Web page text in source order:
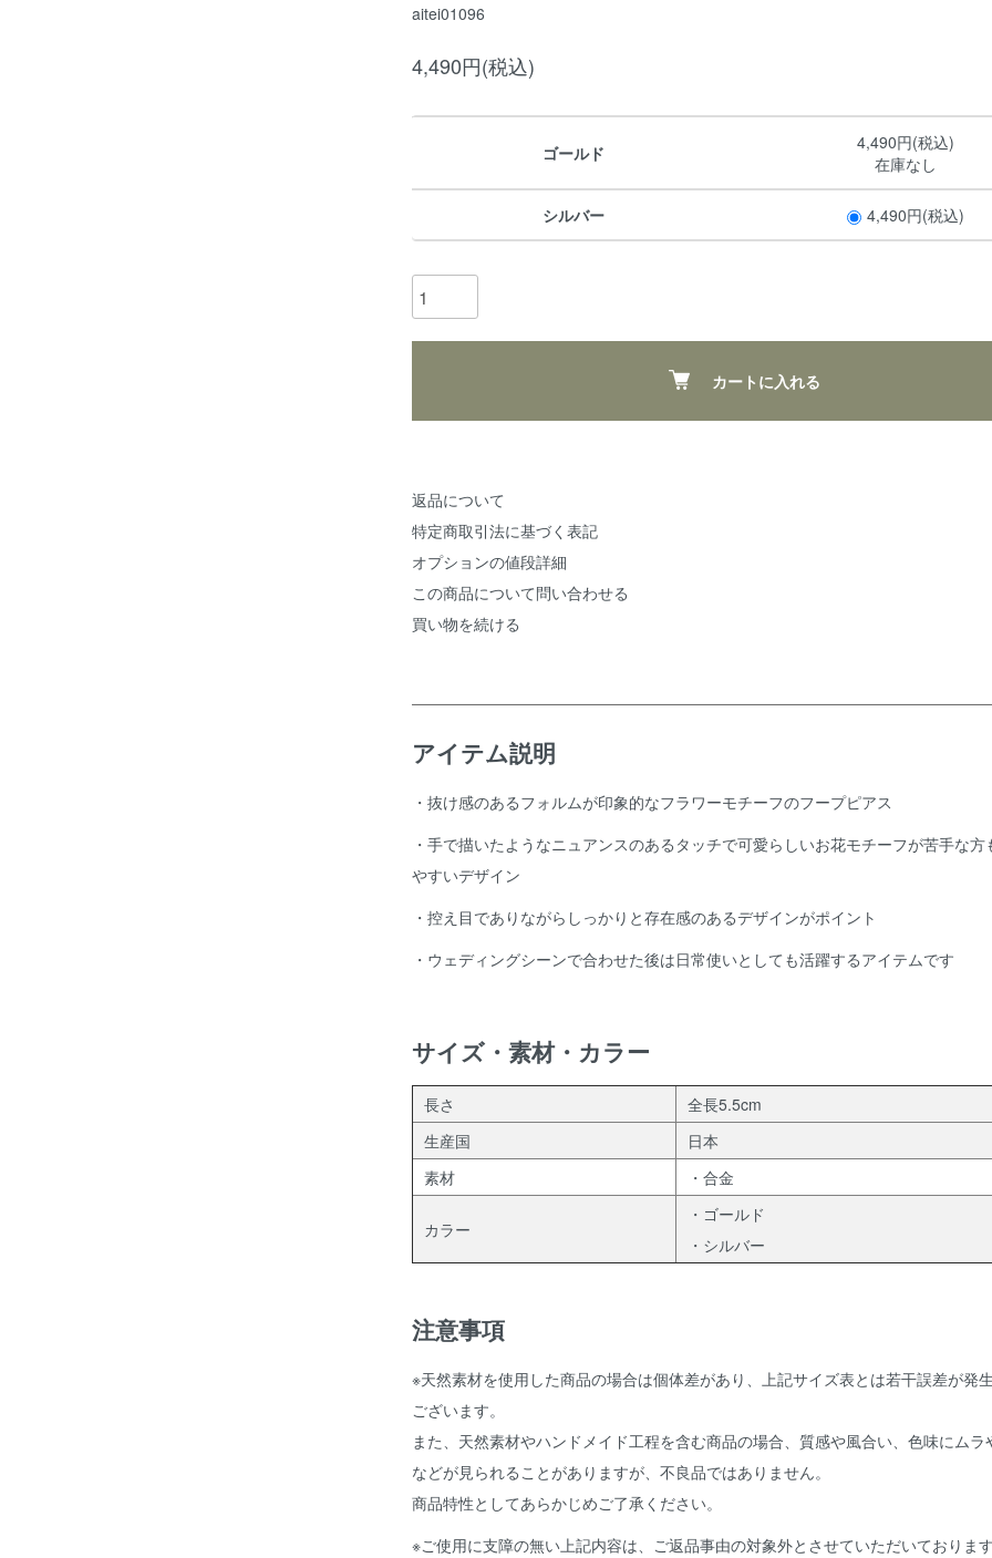
aitei01096
4,490円(税込)
ゴールド
4,490円(税込)
在庫なし
シルバー 4,490円(税込)
カートに入れる
返品について
特定商取引法に基づく表記
オプションの値段詳細
この商品について問い合わせる
買い物を続ける
アイテム説明
・抜け感のあるフォルムが印象的なフラワーモチーフのフープピアス
・手で描いたようなニュアンスのあるタッチで可愛らしいお花モチーフが苦手な方
やすいデザイン
・控え目でありながらしっかりと存在感のあるデザインがポイント
・ウェディングシーンで合わせた後は日常使いとしても活躍するアイテムです
サイズ・素材・カラー
長さ
全長5.5cm
生産国
日本
素材
・合金
カラー
・ゴールド
・シルバー
注意事項
※天然素材を使用した商品の場合は個体差があり、上記サイズ表とは若干誤差が発
ございます。
また、天然素材やハンドメイド工程を含む商品の場合、質感や風合い、色味にムラ
などが見られることがありますが、不良品ではありません。
商品特性としてあらかじめご了承ください。
※ご使用に支障の無い上記内容は、ご返品事由の対象外とさせていただいておりま